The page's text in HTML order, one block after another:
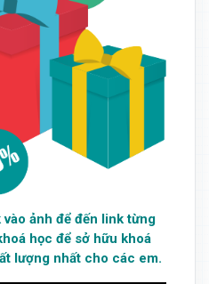
ảnh để đến link từng
học để sở hữu khoá
lượng nhất cho các em.